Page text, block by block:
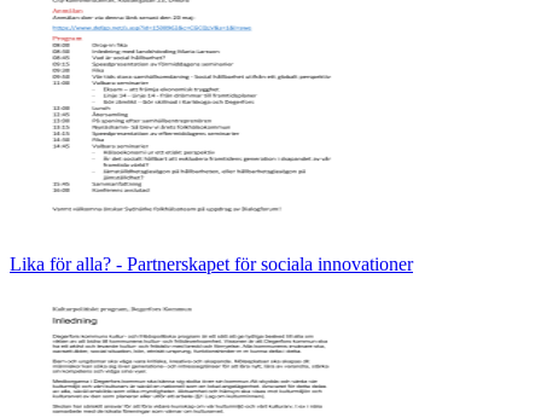
Lika för alla? - Partnerskapet för sociala innovationer